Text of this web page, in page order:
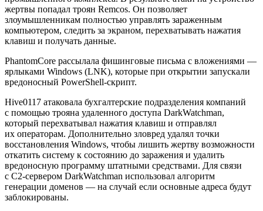
жертвы попадал троян Remcos. Он позволяет
злоумышленникам полностью управлять зараженным
компьютером, следить за экраном, перехватывать нажатия
клавиш и получать данные.
PhantomCore рассылала фишинговые письма с вложениями —
ярлыками Windows (LNK), которые при открытии запускали
вредоносный PowerShell-скрипт.
Hive0117 атаковала бухгалтерские подразделения компаний
с помощью трояна удаленного доступа DarkWatchman,
который перехватывал нажатия клавиш и отправлял
их операторам. Дополнительно зловред удалял точки
восстановления Windows, чтобы лишить жертву возможности
откатить систему к состоянию до заражения и удалить
вредоносную программу штатными средствами. Для связи
с C2-сервером DarkWatchman использовал алгоритм
генерации доменов — на случай если основные адреса будут
заблокированы.